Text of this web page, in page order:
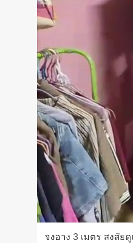
จงอาง 3 เมตร สงสัย